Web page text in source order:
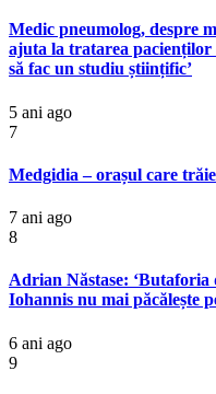
Medic pneumolog, despre
ajuta la tratarea pacienților
să fac un studiu științific’
5 ani ago
7
Medgidia – orașul care
7 ani ago
8
Adrian Năstase: ‘Butaforia
Iohannis nu mai păcălește
6 ani ago
9